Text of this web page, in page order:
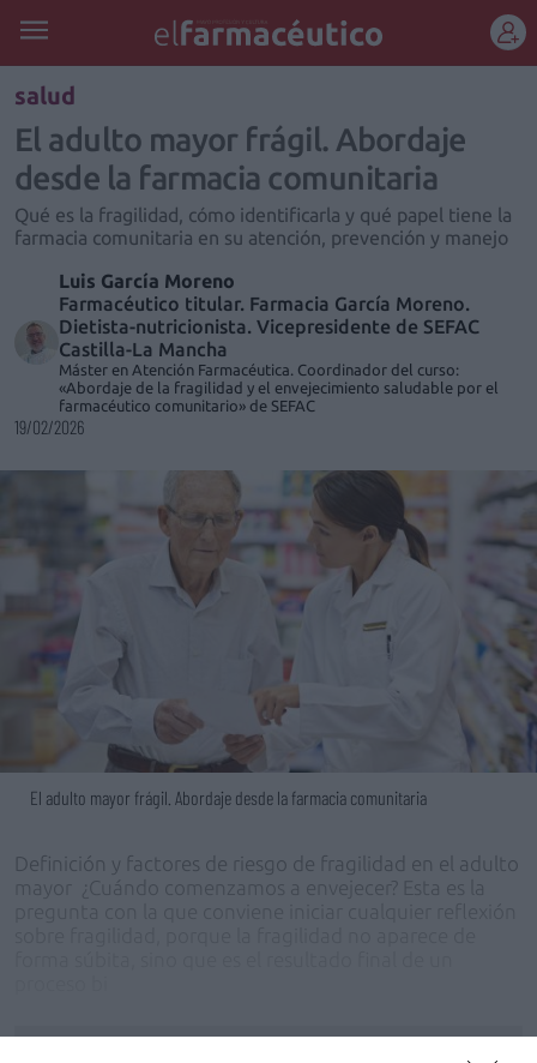
salud
El adulto mayor frágil. Abordaje
desde la farmacia comunitaria
Qué es la fragilidad, cómo identificarla y qué papel tiene la
farmacia comunitaria en su atención, prevención y manejo
Luis García Moreno
Farmacéutico titular. Farmacia García Moreno.
Dietista-nutricionista. Vicepresidente de SEFAC
Castilla-La Mancha
Máster en Atención Farmacéutica. Coordinador del curso:
«Abordaje de la fragilidad y el envejecimiento saludable por el
farmacéutico comunitario» de SEFAC
19/02/2026
El adulto mayor frágil. Abordaje desde la farmacia comunitaria
Definición y factores de riesgo de fragilidad en el adulto
mayor ¿Cuándo comenzamos a envejecer? Esta es la